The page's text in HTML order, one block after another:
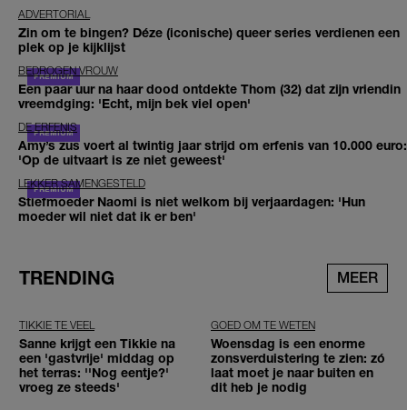
ADVERTORIAL
Zin om te bingen? Déze (iconische) queer series verdienen een
plek op je kijklijst
BEDROGEN VROUW
Een paar uur na haar dood ontdekte Thom (32) dat zijn vriendin
vreemdging: 'Echt, mijn bek viel open'
DE ERFENIS
Amy’s zus voert al twintig jaar strijd om erfenis van 10.000 euro:
'Op de uitvaart is ze niet geweest'
LEKKER SAMENGESTELD
Stiefmoeder Naomi is niet welkom bij verjaardagen: 'Hun
moeder wil niet dat ik er ben'
TRENDING MEER
TIKKIE TE VEEL
Sanne krijgt een Tikkie na
een 'gastvrije' middag op
het terras: ''Nog eentje?'
vroeg ze steeds'
GOED OM TE WETEN
Woensdag is een enorme
zonsverduistering te zien: zó
laat moet je naar buiten en
dit heb je nodig